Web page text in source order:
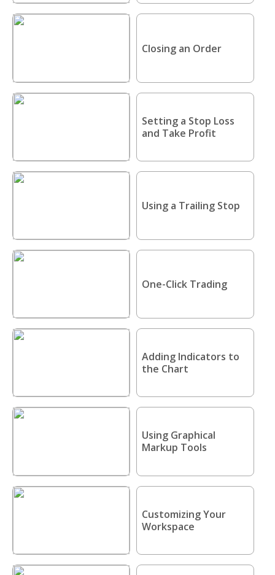
Closing an Order
Setting a Stop Loss
and Take Profit
Using a Trailing Stop
One-Click Trading
Adding Indicators to
the Chart
Using Graphical
Markup Tools
Customizing Your
Workspace